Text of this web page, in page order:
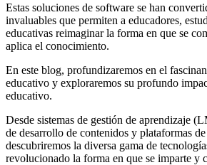
Estas soluciones de software se han
invaluables que permiten a educadores,
educativas reimaginar la forma en que se
aplica el conocimiento.
En este blog, profundizaremos en el
educativo y exploraremos su profundo
educativo.
Desde sistemas de gestión de aprendizaje
de desarrollo de contenidos y plataformas
descubriremos la diversa gama de
revolucionado la forma en que se imparte y